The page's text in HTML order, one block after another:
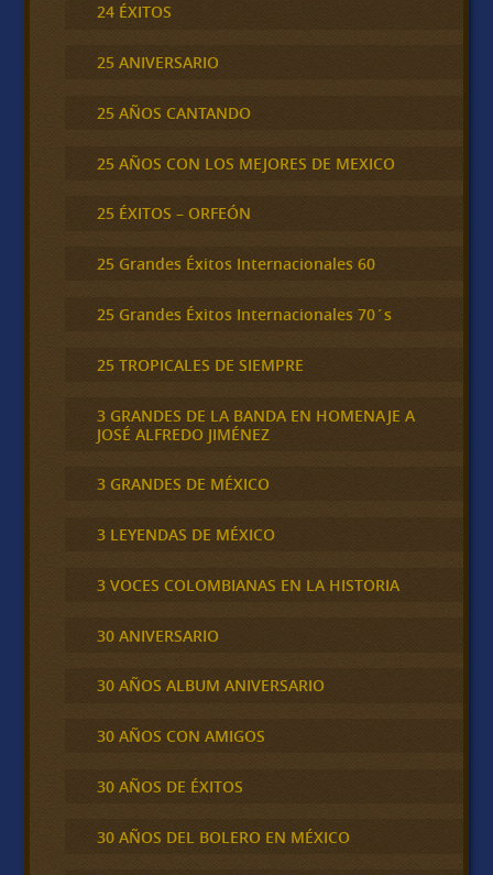
24 ÉXITOS
25 ANIVERSARIO
25 AÑOS CANTANDO
25 AÑOS CON LOS MEJORES DE MEXICO
25 ÉXITOS – ORFEÓN
25 Grandes Éxitos Internacionales 60
25 Grandes Éxitos Internacionales 70´s
25 TROPICALES DE SIEMPRE
3 GRANDES DE LA BANDA EN HOMENAJE A
JOSÉ ALFREDO JIMÉNEZ
3 GRANDES DE MÉXICO
3 LEYENDAS DE MÉXICO
3 VOCES COLOMBIANAS EN LA HISTORIA
30 ANIVERSARIO
30 AÑOS ALBUM ANIVERSARIO
30 AÑOS CON AMIGOS
30 AÑOS DE ÉXITOS
30 AÑOS DEL BOLERO EN MÉXICO